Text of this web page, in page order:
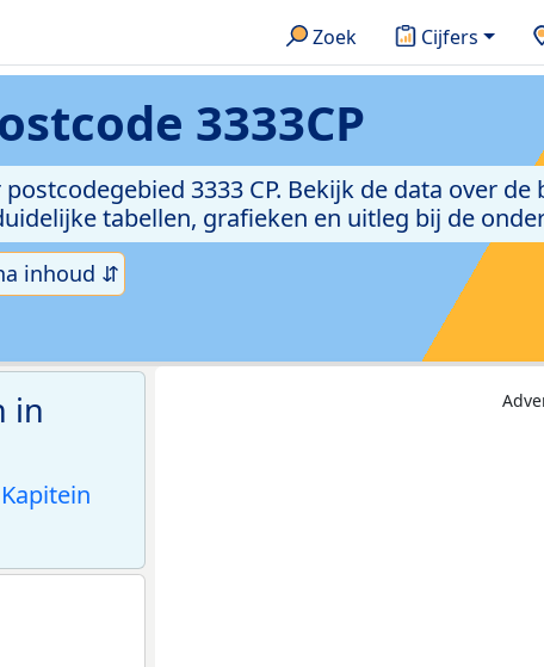
Zoek Cijfers
3333CP
3333 CP. Bekijk de data over de
tabellen, grafieken en uitleg bij de
inhoud ⇵
in
Kapitein